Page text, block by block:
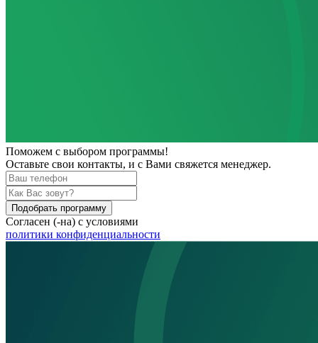
Поможем с выбором программы!
Оставьте свои контакты, и с Вами свяжется менеджер.
Подобрать программу
Согласен (-на) с условиями
политики конфиденциальности